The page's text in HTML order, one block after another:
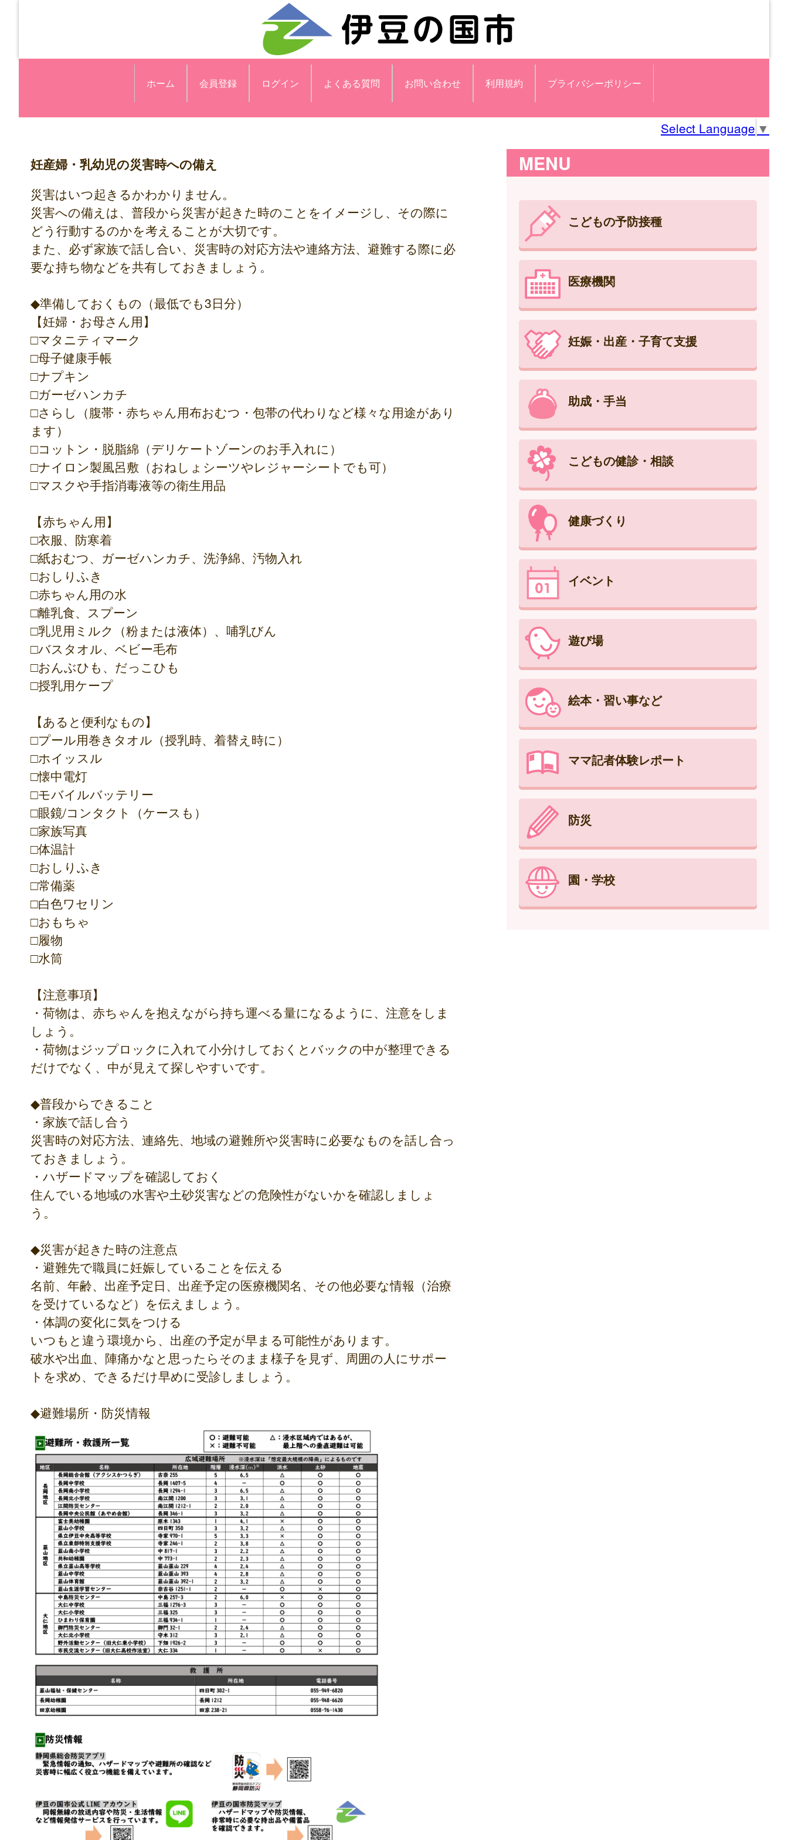
ホーム 会員登録 ログイン よくある質問 お問い合わせ 利用規約 プライバシーポリシー
Select Language ▼
妊産婦・乳幼児の災害時への備え
災害はいつ起きるかわかりません。
災害への備えは、普段から災害が起きた時のことをイメージし、その際に
どう行動するのかを考えることが大切です。
また、必ず家族で話し合い、災害時の対応方法や連絡方法、避難する際に必
要な持ち物などを共有しておきましょう。
◆準備しておくもの（最低でも3日分）
【妊婦・お母さん用】
□マタニティマーク
□母子健康手帳
□ナプキン
□ガーゼハンカチ
□さらし（腹帯・赤ちゃん用布おむつ・包帯の代わりなど様々な用途があり
ます）
□コットン・脱脂綿（デリケートゾーンのお手入れに）
□ナイロン製風呂敷（おねしょシーツやレジャーシートでも可）
□マスクや手指消毒液等の衛生用品
【赤ちゃん用】
□衣服、防寒着
□紙おむつ、ガーゼハンカチ、洗浄綿、汚物入れ
□おしりふき
□赤ちゃん用の水
□離乳食、スプーン
□乳児用ミルク（粉または液体）、哺乳びん
□バスタオル、ベビー毛布
□おんぶひも、だっこひも
□授乳用ケープ
【あると便利なもの】
□プール用巻きタオル（授乳時、着替え時に）
□ホイッスル
□懐中電灯
□モバイルバッテリー
□眼鏡/コンタクト（ケースも）
□家族写真
□体温計
□おしりふき
□常備薬
□白色ワセリン
□おもちゃ
□履物
□水筒
【注意事項】
・荷物は、赤ちゃんを抱えながら持ち運べる量になるように、注意をしま
しょう。
・荷物はジップロックに入れて小分けしておくとバックの中が整理できる
だけでなく、中が見えて探しやすいです。
◆普段からできること
・家族で話し合う
災害時の対応方法、連絡先、地域の避難所や災害時に必要なものを話し合っ
ておきましょう。
・ハザードマップを確認しておく
住んでいる地域の水害や土砂災害などの危険性がないかを確認しましょ
う。
◆災害が起きた時の注意点
・避難先で職員に妊娠していることを伝える
名前、年齢、出産予定日、出産予定の医療機関名、その他必要な情報（治療
を受けているなど）を伝えましょう。
・体調の変化に気をつける
いつもと違う環境から、出産の予定が早まる可能性があります。
破水や出血、陣痛かなと思ったらそのまま様子を見ず、周囲の人にサポー
トを求め、できるだけ早めに受診しましょう。
◆避難場所・防災情報
MENU
こどもの予防接種
医療機関
妊娠・出産・子育て支援
助成・手当
こどもの健診・相談
健康づくり
イベント
遊び場
絵本・習い事など
ママ記者体験レポート
防災
園・学校